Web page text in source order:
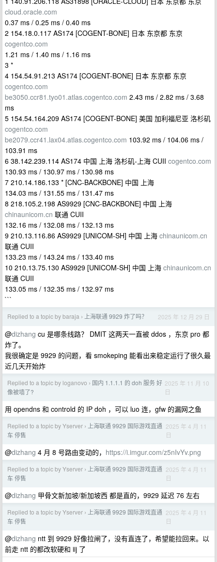
cloud.oracle.com
0.37 ms / 0.25 ms / 0.40 ms
2 154.18.0.117 AS174 [COGENT-BONE] 日本 东京都 东京
cogentco.com
1.21 ms / 1.40 ms / 1.16 ms
3 *
4 154.54.91.213 AS174 [COGENT-BONE] 日本 东京都 东京
cogentco.com
be3050.ccr81.tyo01.atlas.cogentco.com 2.43 ms / 2.82 ms / 3.68
ms
5 154.54.164.209 AS174 [COGENT-BONE] 美国 加利福尼亚 洛杉矶
cogentco.com
be2079.ccr41.lax04.atlas.cogentco.com 103.92 ms / 104.06 ms /
103.91 ms
6 38.142.239.114 AS174 中国 上海 洛杉矶-上海 CUII cogentco.com
130.93 ms / 130.97 ms / 130.98 ms
7 210.14.186.133 * [CNC-BACKBONE] 中国 上海
134.03 ms / 131.55 ms / 131.47 ms
8 218.105.2.198 AS9929 [CNC-BACKBONE] 中国 上海
chinaunicom.cn 联通 CUII
132.16 ms / 132.08 ms / 132.13 ms
9 210.13.116.86 AS9929 [UNICOM-SH] 中国 上海 chinaunicom.cn
联通 CUII
133.23 ms / 143.24 ms / 133.40 ms
10 210.13.75.130 AS9929 [UNICOM-SH] 中国 上海 chinaunicom.cn
联通 CUII
133.05 ms / 132.35 ms / 132.97 ms
```
Replied to a topic by baraja › 上海联通 9929 炸了吗？ 2025 年 12 月 29 日
@dizhang cu 是哪条线路？ DMIT 这两天一直被 ddos ，东京 pro 都
炸了。
我很确定是 9929 的问题，看 smokeping 能看出来稳定运行了很久最
近几天开始炸
Replied to a topic by loganovo › 国内 1.1.1.1 的 doh 服务 好
像被墙了?
2025 年 11 月 10
日
用 opendns 和 controld 的 IP doh ，可以 luo 连，gfw 的漏网之鱼
Replied to a topic by Yserver ›
上海联通 9929 国际游戏直通
车 停售
2025 年 4 月 11
日
@dizhang 4 月 8 号路由变动的， https://i.imgur.com/z5nIvYv.png
Replied to a topic by Yserver ›
上海联通 9929 国际游戏直通
车 停售
2025 年 4 月 11
日
@dizhang 甲骨文新加坡/新加坡西 都是直的，9929 延迟 76 左右
Replied to a topic by Yserver ›
上海联通 9929 国际游戏直通
车 停售
2025 年 4 月 11
日
@dizhang ntt 到 9929 好像拉闸了，没有直连了，希望能拉回来。以
前走 ntt 的都改软硬和 iij 了